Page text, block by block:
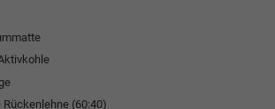
(60:40)